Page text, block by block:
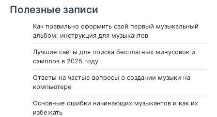
Полезные записи
Как правильно оформить свой первый музыкальный
альбом: инструкция для музыкантов
Лучшие сайты для поиска бесплатных минусовок и
сэмплов в 2025 году
Ответы на частые вопросы о создании музыки на
компьютере
Основные ошибки начинающих музыкантов и как их
избежать